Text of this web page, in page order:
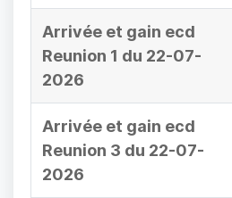
Arrivée et gain ecd
Reunion 1 du 22-07-
2026
Arrivée et gain ecd
Reunion 3 du 22-07-
2026